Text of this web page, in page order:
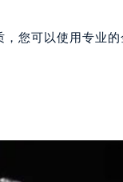
您可以使用专业的